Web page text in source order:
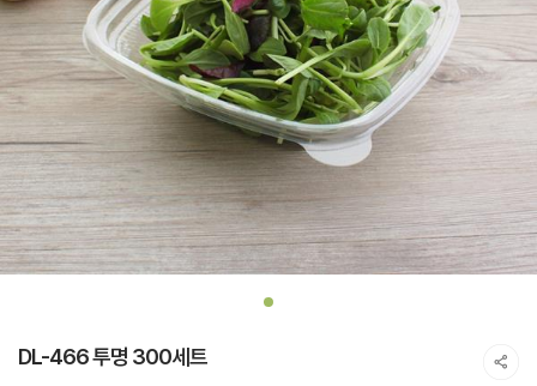
DL-466 투명 300세트